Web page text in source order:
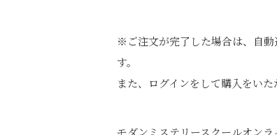
※ご注文が完了した場合は、自
す。
また、ログインをして購入をい
モダンミステリースクールオンラ